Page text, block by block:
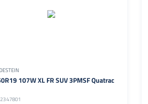
107W XL FR SUV 3PMSF Quatrac